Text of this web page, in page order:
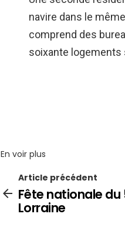
navire dans le
comprend des
soixante logements
En voir plus
Article précédent
Fête nationale du
Lorraine